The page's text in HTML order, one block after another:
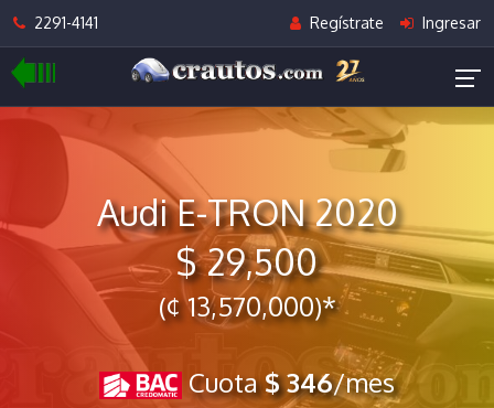
2291-4141 Regístrate Ingresar
Audi E-TRON 2020
$ 29,500
(¢ 13,570,000)*
Cuota$ 346/mes